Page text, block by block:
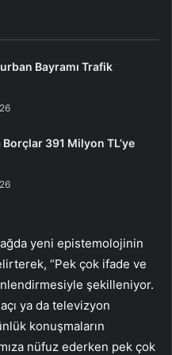
Bayramı Trafik
Borçlar 391 Milyon TL’ye
yeni epistemolojinin
“Pek çok ifade ve
şekilleniyor.
ya da televizyon
konuşmaların
nüfuz ederken pek çok